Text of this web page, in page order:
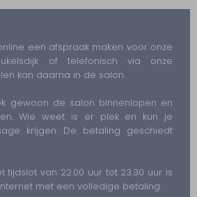
een afspraak maken voor onze
of telefonisch via onze
kan daarna in de salon.
gewoon de salon binnenlopen en
Wie weet is er plek en kun je
krijgen. De betaling geschiedt
tijdslot van 22.00 uur tot 23.30 uur is
met een volledige betaling.